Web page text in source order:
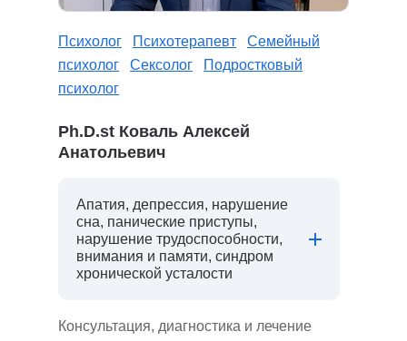
Психолог Психотерапевт
Семейный
психолог
Сексолог
Подростковый
психолог
Ph.D.st Коваль Алексей
Анатольевич
Апатия, депрессия, нарушение
сна, панические приступы,
нарушение трудоспособности,
внимания и памяти, синдром
хронической усталости
Консультация, диагностика и лечение